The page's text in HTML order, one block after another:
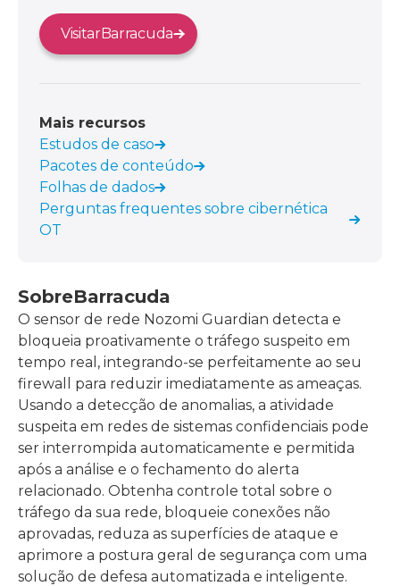
SobreBarracuda
O sensor de rede Nozomi Guardian detecta e
bloqueia proativamente o tráfego suspeito em
tempo real, integrando-se perfeitamente ao seu
firewall para reduzir imediatamente as ameaças.
Usando a detecção de anomalias, a atividade
suspeita em redes de sistemas confidenciais pode
ser interrompida automaticamente e permitida
após a análise e o fechamento do alerta
relacionado. Obtenha controle total sobre o
tráfego da sua rede, bloqueie conexões não
aprovadas, reduza as superfícies de ataque e
aprimore a postura geral de segurança com uma
solução de defesa automatizada e inteligente.
VisitarBarracuda
Mais recursos
Estudos de caso
Pacotes de conteúdo
Folhas de dados
Perguntas frequentes sobre cibernética
OT